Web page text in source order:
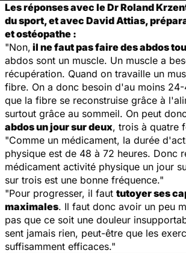
Les réponses avec le Dr Roland
du sport, et avec David Attias,
et ostéopathe :
"Non, il ne faut pas faire des abdos
abdos sont un muscle. Un muscle a
récupération. Quand on travaille un
fibre. On a donc besoin d'au moins
que la fibre se reconstruise grâce à
surtout grâce au sommeil. On peut
abdos un jour sur deux, trois à quatre
"Comme un médicament, la durée
physique est de 48 à 72 heures. Donc
médicament activité physique un jour
sur trois est une bonne fréquence."
"Pour progresser, il faut tutoyer ses
maximales. Il faut donc avoir un peu
pas que ce soit une douleur
sent jamais rien, peut-être que les
suffisamment efficaces."